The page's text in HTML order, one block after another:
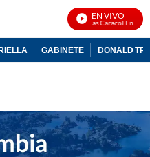
EN VIVO
Noticias Caracol En Vivo
GABINETE DONALD